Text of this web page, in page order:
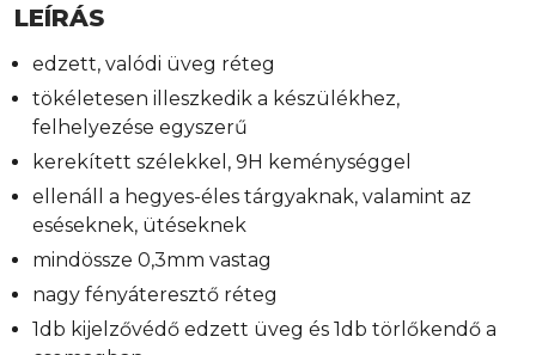
LEÍRÁS
edzett, valódi üveg réteg
tökéletesen illeszkedik a készülékhez,
felhelyezése egyszerű
kerekített szélekkel, 9H keménységgel
ellenáll a hegyes-éles tárgyaknak, valamint az
eséseknek, ütéseknek
mindössze 0,3mm vastag
nagy fényáteresztő réteg
1db kijelzővédő edzett üveg és 1db törlőkendő a